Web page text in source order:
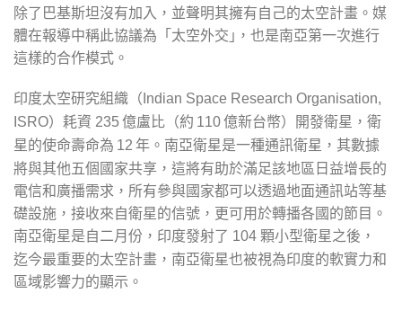
除了巴基斯坦沒有加入，並聲明其擁有自己的太空計畫。媒
體在報導中稱此協議為「太空外交｣，也是南亞第一次進行
這樣的合作模式。
印度太空研究組織（ Indian Space Research Organisation,
ISRO）耗資 235億盧比（約 110億新台幣）開發衛星，衛
星的使命壽命為 12 年。南亞衛星是一種通訊衛星，其數據
將與其他五個國家共享，這將有助於滿足該地區日益增長的
電信和廣播需求，所有參與國家都可以透過地面通訊站等基
礎設施，接收來自衛星的信號，更可用於轉播各國的節目。
南亞衛星是自二月份，印度發射了 104 顆小型衛星之後，
迄今最重要的太空計畫，南亞衛星也被視為印度的軟實力和
區域影響力的顯示。